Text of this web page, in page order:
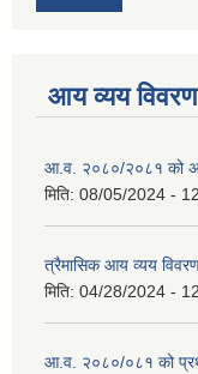
आय व्यय विवरण
आ.व. २०८०/२०८१ को
मिति: 08/05/2024 -
त्रैमासिक आय व्यय विवरण
मिति: 04/28/2024 -
आ.व. २०८०/०८१ को